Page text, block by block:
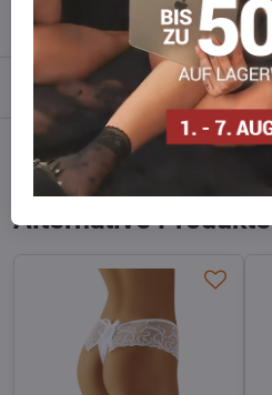
Bewertungen
Diskussion 0
Facebook
Alternative Produkte